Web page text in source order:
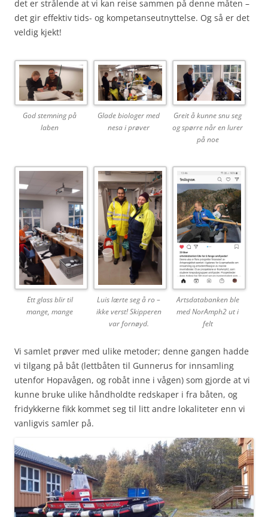
det er strålende at vi kan reise sammen på denne måten –
det gir effektiv tids- og kompetanseutnyttelse. Og så er det
veldig kjekt!
God stemning på
laben
Glade biologer med
nesa i prøver
Greit å kunne snu seg
og spørre når en lurer
på noe
Ett glass blir til
mange, mange
Luis lærte seg å ro –
ikke verst! Skipperen
var fornøyd.
Artsdatabanken ble
med NorAmph2 ut i
felt
Vi samlet prøver med ulike metoder; denne gangen hadde
vi tilgang på båt (lettbåten til Gunnerus for innsamling
utenfor Hopavågen, og robåt inne i vågen) som gjorde at vi
kunne bruke ulike håndholdte redskaper i fra båten, og
fridykkerne fikk kommet seg til litt andre lokaliteter enn vi
vanligvis samler på.